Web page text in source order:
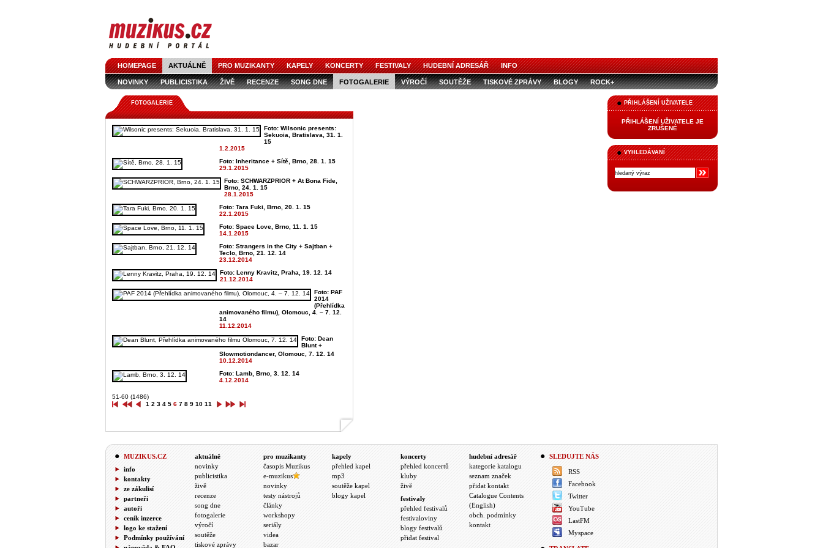
HOMEPAGE AKTUÁLNĚ PRO MUZIKANTY KAPELY KONCERTY FESTIVALY HUDEBNÍ ADRESÁŘ INFO
NOVINKY PUBLICISTIKA ŽIVĚ RECENZE SONG DNE FOTOGALERIE VÝROČÍ SOUTĚŽE TISKOVÉ ZPRÁVY BLOGY ROCK+
PŘIHLÁŠENÍ UŽIVATELE
PŘIHLÁŠENÍ UŽIVATELE JE
ZRUŠENÉ
VYHLEDÁVANÍ
FOTOGALERIE
Foto: Wilsonic presents:
Sekuoia, Bratislava, 31. 1.
15
1.2.2015
Foto: Inheritance + Sítě, Brno, 28. 1. 15
29.1.2015
Foto: SCHWARZPRIOR + At Bona Fide,
Brno, 24. 1. 15
28.1.2015
Foto: Tara Fuki, Brno, 20. 1. 15
22.1.2015
Foto: Space Love, Brno, 11. 1. 15
14.1.2015
Foto: Strangers in the City + Sajtban +
Teclo, Brno, 21. 12. 14
23.12.2014
Foto: Lenny Kravitz, Praha, 19. 12. 14
21.12.2014
Foto: PAF
2014
(Přehlídka
animovaného filmu), Olomouc, 4. – 7. 12.
14
11.12.2014
Foto: Dean
Blunt +
Slowmotiondancer, Olomouc, 7. 12. 14
10.12.2014
Foto: Lamb, Brno, 3. 12. 14
4.12.2014
51-60 (1486)
1 2 3 4 5 6 7 8 9 10 11
MUZIKUS.CZ
info
kontakty
ze zákulisí
partneři
autoři
ceník inzerce
logo ke stažení
Podmínky používání
aktuálně
novinky
publicistika
živě
recenze
song dne
fotogalerie
výročí
soutěže
tiskové zprávy
pro muzikanty
časopis Muzikus
e-muzikus
novinky
testy nástrojů
články
workshopy
seriály
videa
bazar
kapely
přehled kapel
mp3
soutěže kapel
blogy kapel
koncerty
přehled koncertů
kluby
živě
festivaly
přehled festivalů
festivaloviny
blogy festivalů
přidat festival
hudební adresář
kategorie katalogu
seznam značek
přidat kontakt
Catalogue Contents
(English)
obch. podmínky
kontakt
SLEDUJTE NÁS
RSS
Facebook
Twitter
YouTube
LastFM
Myspace